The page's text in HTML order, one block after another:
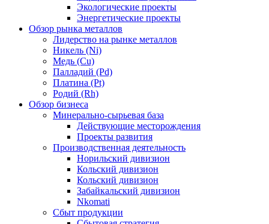
Экологические проекты
Энергетические проекты
Обзор рынка металлов
Лидерство на рынке металлов
Никель (Ni)
Медь (Cu)
Палладий (Pd)
Платина (Pt)
Родий (Rh)
Обзор бизнеса
Минерально-сырьевая база
Действующие месторождения
Проекты развития
Производственная деятельность
Норильский дивизион
Кольский дивизион
Кольский дивизион
Забайкальский дивизион
Nkomati
Сбыт продукции